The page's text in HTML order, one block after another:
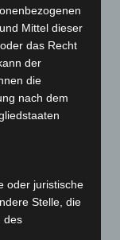
Mittel dieser
das Recht
der
die
nach dem
oder juristische
Stelle, die
des